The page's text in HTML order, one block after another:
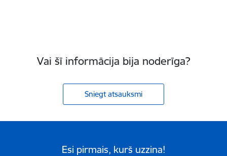
Vai šī informācija bija noderīga?
Sniegt atsauksmi
Esi pirmais, kurš uzzina!